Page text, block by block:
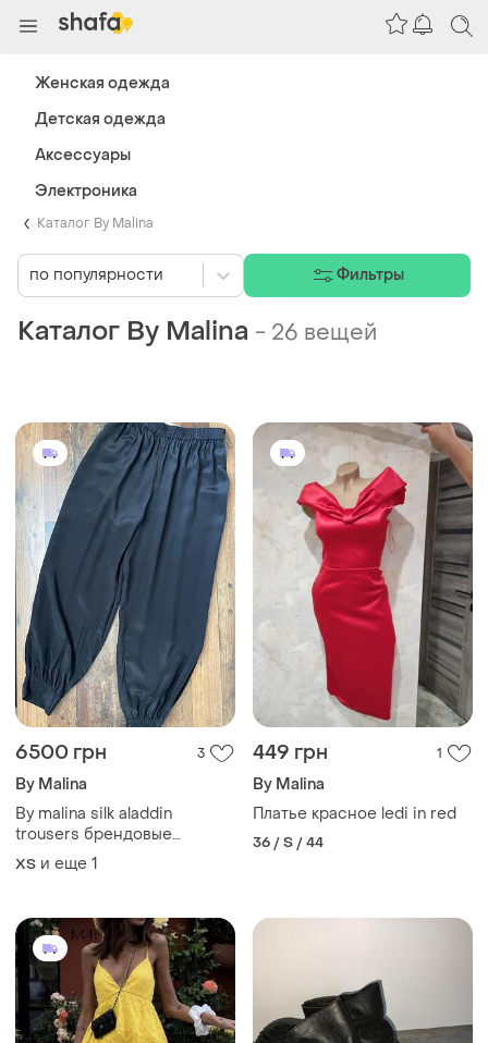
Каталог By Malina
Каталог By Malina - 26 вещей
6500 грн 3
By Malina
By malina silk aladdin
trousers брендовые
невесомые шелковые
укороченные брюки
натурального шелка
премиум бренд и качество
ХS и еще 1
449 грн 1
By Malina
Платье красное ledi in red
36 / S / 44
по популярности Фильтры
Женская одежда
Детская одежда
Аксессуары
Электроника